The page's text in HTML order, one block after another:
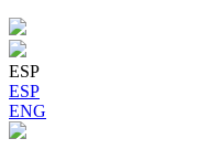
ESP
ESP
ENG